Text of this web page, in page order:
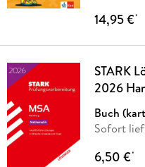
14,95 €*
STARK
2026
Buch
Sofort
6,50 €*